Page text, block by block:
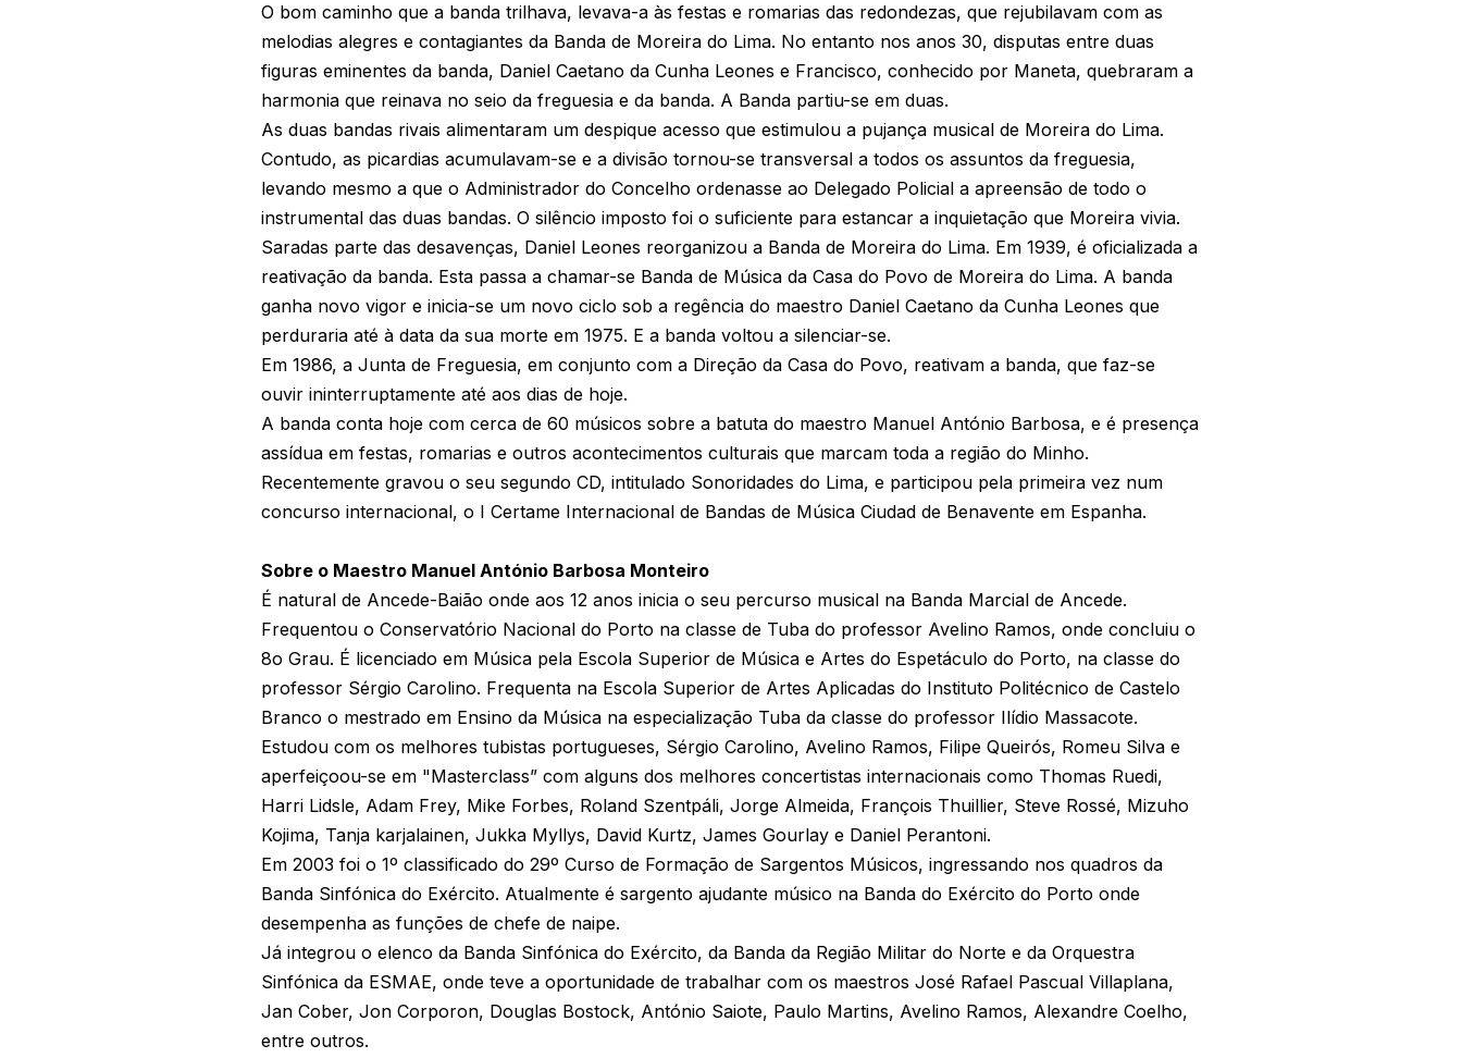
O bom caminho que a banda trilhava, levava-a às festas e romarias das redondezas, que rejubilavam com as
melodias alegres e contagiantes da Banda de Moreira do Lima. No entanto nos anos 30, disputas entre duas
figuras eminentes da banda, Daniel Caetano da Cunha Leones e Francisco, conhecido por Maneta, quebraram a
harmonia que reinava no seio da freguesia e da banda. A Banda partiu-se em duas.
As duas bandas rivais alimentaram um despique acesso que estimulou a pujança musical de Moreira do Lima.
Contudo, as picardias acumulavam-se e a divisão tornou-se transversal a todos os assuntos da freguesia,
levando mesmo a que o Administrador do Concelho ordenasse ao Delegado Policial a apreensão de todo o
instrumental das duas bandas. O silêncio imposto foi o suficiente para estancar a inquietação que Moreira vivia.
Saradas parte das desavenças, Daniel Leones reorganizou a Banda de Moreira do Lima. Em 1939, é oficializada a
reativação da banda. Esta passa a chamar-se Banda de Música da Casa do Povo de Moreira do Lima. A banda
ganha novo vigor e inicia-se um novo ciclo sob a regência do maestro Daniel Caetano da Cunha Leones que
perduraria até à data da sua morte em 1975. E a banda voltou a silenciar-se.
Em 1986, a Junta de Freguesia, em conjunto com a Direção da Casa do Povo, reativam a banda, que faz-se
ouvir ininterruptamente até aos dias de hoje.
A banda conta hoje com cerca de 60 músicos sobre a batuta do maestro Manuel António Barbosa, e é presença
assídua em festas, romarias e outros acontecimentos culturais que marcam toda a região do Minho.
Recentemente gravou o seu segundo CD, intitulado Sonoridades do Lima, e participou pela primeira vez num
concurso internacional, o I Certame Internacional de Bandas de Música Ciudad de Benavente em Espanha.
Sobre o Maestro Manuel António Barbosa Monteiro
É natural de Ancede-Baião onde aos 12 anos inicia o seu percurso musical na Banda Marcial de Ancede.
Frequentou o Conservatório Nacional do Porto na classe de Tuba do professor Avelino Ramos, onde concluiu o
8o Grau. É licenciado em Música pela Escola Superior de Música e Artes do Espetáculo do Porto, na classe do
professor Sérgio Carolino. Frequenta na Escola Superior de Artes Aplicadas do Instituto Politécnico de Castelo
Branco o mestrado em Ensino da Música na especialização Tuba da classe do professor Ilídio Massacote.
Estudou com os melhores tubistas portugueses, Sérgio Carolino, Avelino Ramos, Filipe Queirós, Romeu Silva e
aperfeiçoou-se em "Masterclass” com alguns dos melhores concertistas internacionais como Thomas Ruedi,
Harri Lidsle, Adam Frey, Mike Forbes, Roland Szentpáli, Jorge Almeida, François Thuillier, Steve Rossé, Mizuho
Kojima, Tanja karjalainen, Jukka Myllys, David Kurtz, James Gourlay e Daniel Perantoni.
Em 2003 foi o 1º classificado do 29º Curso de Formação de Sargentos Músicos, ingressando nos quadros da
Banda Sinfónica do Exército. Atualmente é sargento ajudante músico na Banda do Exército do Porto onde
desempenha as funções de chefe de naipe.
Já integrou o elenco da Banda Sinfónica do Exército, da Banda da Região Militar do Norte e da Orquestra
Sinfónica da ESMAE, onde teve a oportunidade de trabalhar com os maestros José Rafael Pascual Villaplana,
Jan Cober, Jon Corporon, Douglas Bostock, António Saiote, Paulo Martins, Avelino Ramos, Alexandre Coelho,
entre outros.